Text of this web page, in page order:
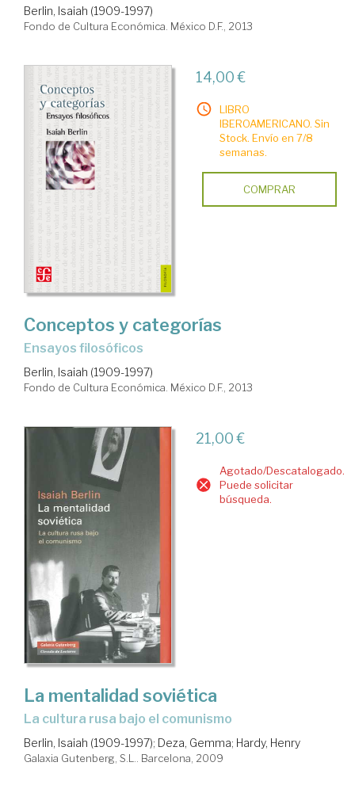
Berlin, Isaiah (1909-1997)
Fondo de Cultura Económica. México D.F., 2013
14,00 €
LIBRO
IBEROAMERICANO. Sin
Stock. Envío en 7/8
semanas.
COMPRAR
Conceptos y categorías
ensayos filosóficos
Berlin, Isaiah (1909-1997)
Fondo de Cultura Económica. México D.F., 2013
21,00 €
Agotado/Descatalogado.
Puede solicitar
búsqueda.
La mentalidad soviética
la cultura rusa bajo el comunismo
Berlin, Isaiah (1909-1997); Deza, Gemma; Hardy, Henry
Galaxia Gutenberg, S.L.. Barcelona, 2009